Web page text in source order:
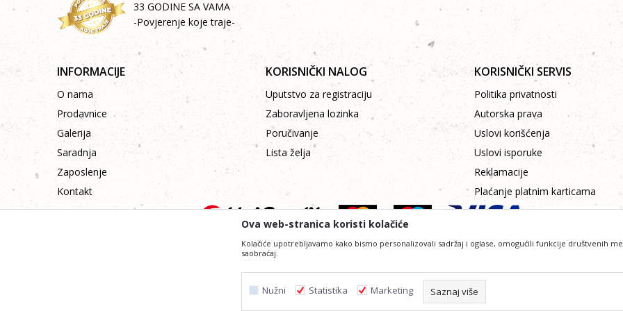
33 GODINE SA VAMA
-Povjerenje koje traje-
INFORMACIJE
O nama
Prodavnice
Galerija
Saradnja
Zaposlenje
Kontakt
KORISNIČKI NALOG
Uputstvo za registraciju
Zaboravljena lozinka
Poručivanje
Lista želja
KORISNIČKI SERVIS
Politika privatnosti
Autorska prava
Uslovi korišćenja
Uslovi isporuke
Reklamacije
Plaćanje platnim karticama
Nastojimo da budemo što precizniji i profesionalniji u opisu proizvoda, prikazu slika i samih cijena, ali ne možemo
Svi artikli prikazani na sajtu su dio naše ponude i ne podrazumjeva da su dostupni u svakom trenutku. Raspoloživost možete provjeriti
Ova web-stranica koristi kolačiće
Kolačiće upotrebljavamo kako bismo personalizovali sadržaj i oglase, omogućili funkcije društvenih
saobraćaj.
Nužni Statistika Marketing Saznaj više